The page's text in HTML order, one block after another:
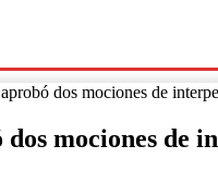
dos mociones de
dos mociones